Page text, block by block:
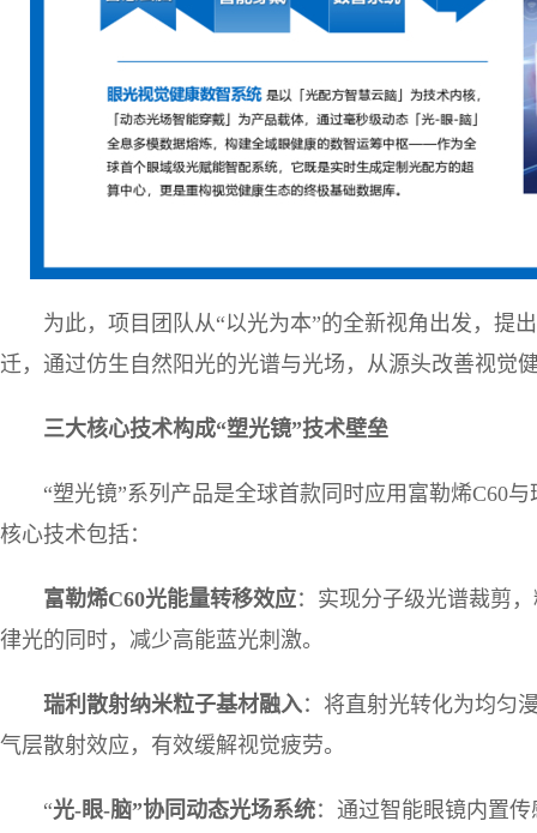
为此，项目团队从“以光为本”的全新视角出发，提
迁，通过仿生自然阳光的光谱与光场，从源头改善视觉
三大核心技术构成“塑光镜”技术壁垒
“塑光镜”系列产品是全球首款同时应用富勒烯C60
核心技术包括：
富勒烯C60光能量转移效应：实现分子级光谱裁剪
律光的同时，减少高能蓝光刺激。
瑞利散射纳米粒子基材融入：将直射光转化为均匀
气层散射效应，有效缓解视觉疲劳。
“光-眼-脑”协同动态光场系统：通过智能眼镜内置